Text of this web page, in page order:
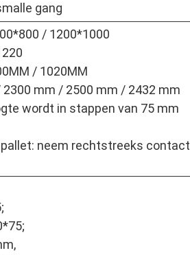
gang
/ 1200*1000
/ 1020MM
mm / 2500 mm / 2432 mm
wordt in stappen van 75 mm
neem rechtstreeks contact